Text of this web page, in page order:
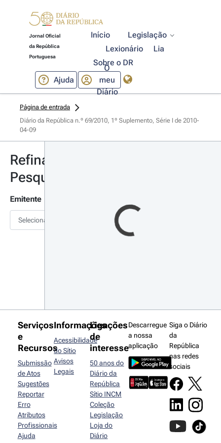
Jornal Oficial
da República
Portuguesa
Início
Legislação
Lexionário
Lia
Sobre o DR
Ajuda
O
meu
Diário
Página de entrada
Diário da República n.º 69/2010, 1º Suplemento, Série I de 2010-
04-09
Refinar
Pesquisa
Emitente
Selecionar
Serviços
e
Recursos
Submissão
de Atos
Sugestões
Reportar
Erro
Atributos
Profissionais
Ajuda
Informações
Acessibilidade
do Sítio
Avisos
Legais
Ligações
de
interesse
50 anos do
Diário da
República
Sítio INCM
Coleção
Legislação
Loja do
Diário
Descarregue
a nossa
aplicação
Siga o Diário
da
República
nas redes
sociais